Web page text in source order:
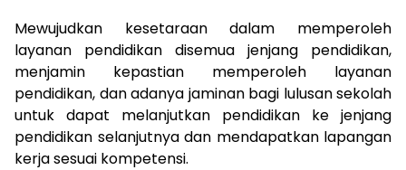
Mewujudkan kesetaraan dalam memperoleh
layanan pendidikan disemua jenjang pendidikan,
menjamin kepastian memperoleh layanan
pendidikan, dan adanya jaminan bagi lulusan sekolah
untuk dapat melanjutkan pendidikan ke jenjang
pendidikan selanjutnya dan mendapatkan lapangan
kerja sesuai kompetensi.